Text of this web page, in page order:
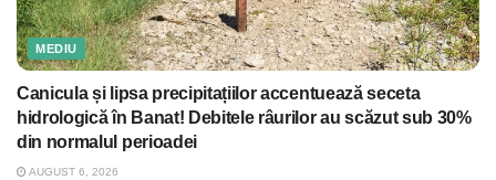
MEDIU
Canicula și lipsa precipitațiilor accentuează seceta
hidrologică în Banat! Debitele râurilor au scăzut sub 30%
din normalul perioadei
AUGUST 6, 2026